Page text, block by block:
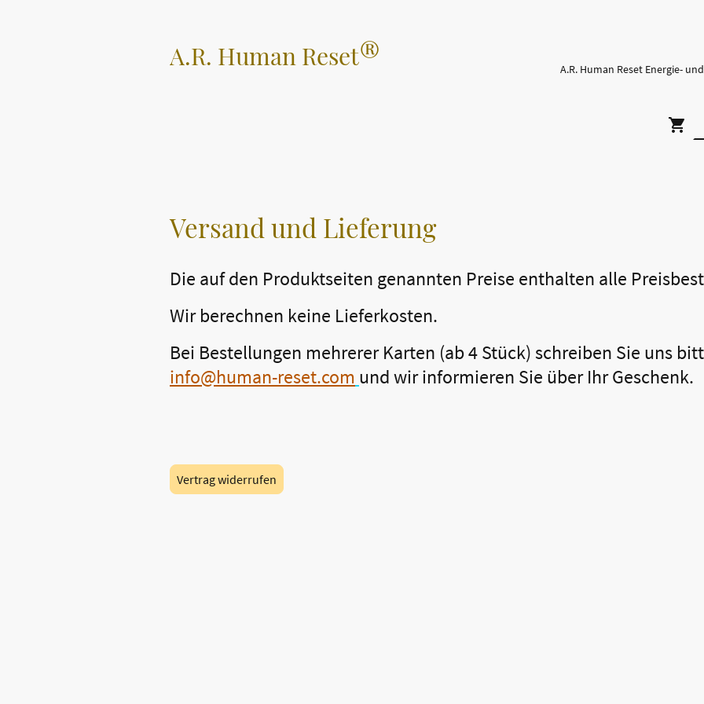
A.R. Human Reset®
Versand und Lieferung
Die auf den Produktseiten genannten Preise enthalten alle
Wir berechnen keine Lieferkosten.
Bei Bestellungen mehrerer Karten (ab 4 Stück) schreiben Sie uns
info@human-reset.com und wir informieren Sie über Ihr Geschenk.
Vertrag widerrufen